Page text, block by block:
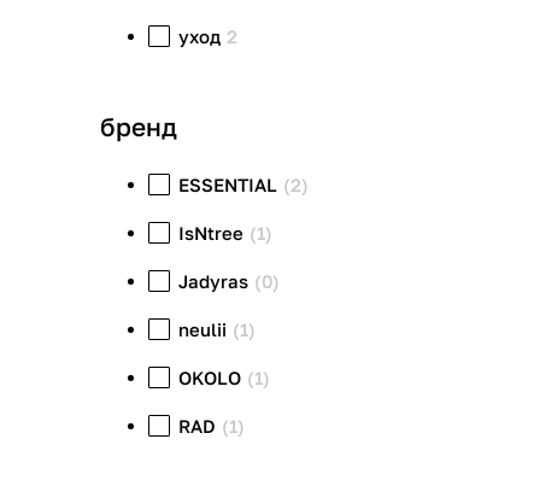
уход 2
бренд
ESSENTIAL (2)
IsNtree (1)
Jadyras (0)
neulii (1)
OKOLO (1)
RAD (1)